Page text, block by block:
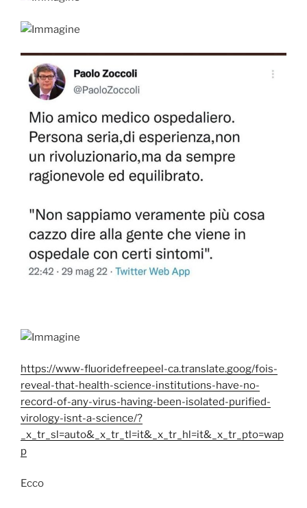
https://www-fluoridefreepeel-ca.translate.goog/fois-
reveal-that-health-science-institutions-have-no-
record-of-any-virus-having-been-isolated-purified-
virology-isnt-a-science/?
_x_tr_sl=auto&_x_tr_tl=it&_x_tr_hl=it&_x_tr_pto=wap
p
Ecco